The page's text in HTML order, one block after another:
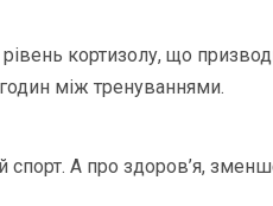
рівень кортизолу, що
між тренуваннями.
А про здоров’я,